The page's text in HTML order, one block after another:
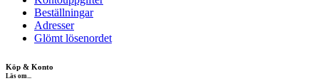
Beställningar
Adresser
Glömt lösenordet
Köp & Konto
Läs om...